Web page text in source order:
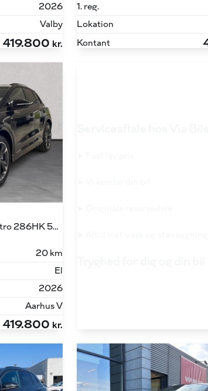
2026
Valby
419.800 kr.
1. reg.
Lokation
Kontant
45 E-tron S Line Edition Quattro 286HK 5d Aut.
20 km
El
2026
Aarhus V
419.800 kr.